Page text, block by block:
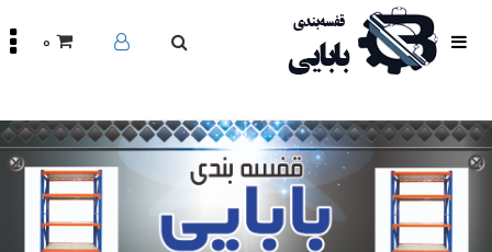
محصولات
مقالات
درباره
0